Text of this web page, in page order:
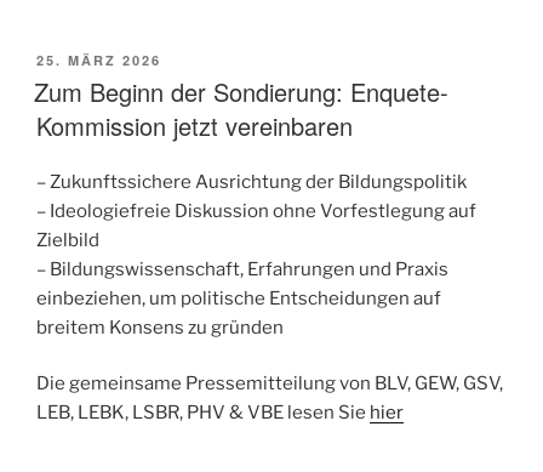
VERÖFFENTLICHT
AM
25. MÄRZ 2026
Zum Beginn der Sondierung: Enquete-
Kommission jetzt vereinbaren
– Zukunftssichere Ausrichtung der Bildungspolitik
– Ideologiefreie Diskussion ohne Vorfestlegung auf
Zielbild
– Bildungswissenschaft, Erfahrungen und Praxis
einbeziehen, um politische Entscheidungen auf
breitem Konsens zu gründen
Die gemeinsame Pressemitteilung von BLV, GEW, GSV,
LEB, LEBK, LSBR, PHV & VBE lesen Sie hier